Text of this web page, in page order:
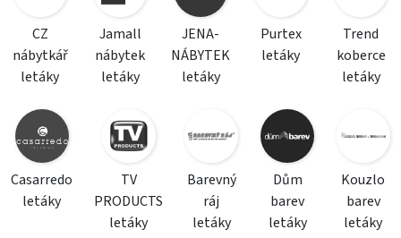
CZ
nábytkář
letáky
Jamall
nábytek
letáky
JENA-
NÁBYTEK
letáky
Purtex
letáky
Trend
koberce
letáky
Casarredo
letáky
TV
PRODUCTS
letáky
Barevný
ráj
letáky
Dům
barev
letáky
Kouzlo
barev
letáky